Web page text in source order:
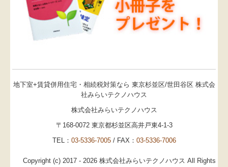
地下室+賃貸併用住宅・相続税対策なら 東京杉並区/世田谷区 株式会
社みらいテクノハウス
株式会社みらいテクノハウス
〒168-0072 東京都杉並区高井戸東4-1-3
TEL： 03-5336-7005/ FAX： 03-5336-7006
Copyright (c) 2017 - 2026 株式会社みらいテクノハウス All Rights